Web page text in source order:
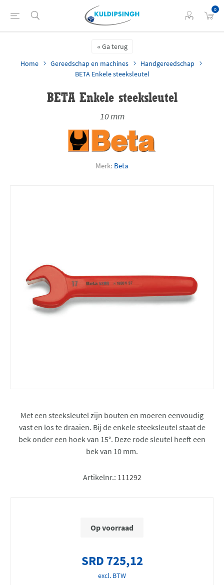
0
Ga terug
Home
Gereedschap en machines
Handgereedschap
BETA Enkele steeksleutel
BETA Enkele steeksleutel
10 mm
Merk: Beta
Met een steeksleutel zijn bouten en moeren eenvoudig
vast en los te draaien. Bij de enkele steeksleutel staat de
bek onder een hoek van 15°. Deze rode sleutel heeft een
bek van 10 mm.
Artikelnr.: 111292
Op voorraad
SRD 725,12
excl. BTW